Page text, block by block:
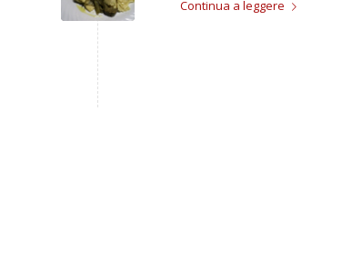
Continua a leggere